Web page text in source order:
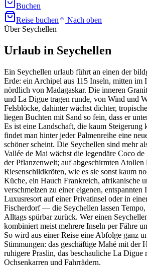
Buchen
Reise buchen
Nach oben
Über Seychellen
Urlaub in Seychellen
Ein Seychellen urlaub führt an einen der
Erde: ein Archipel aus 115 Inseln, mitten im
nördlich von Madagaskar. Die inneren
und La Digue tragen runde, von Wind und
Felsblöcke, dahinter wächst dichter,
liegen Buchten mit Sand so fein, dass er
Es ist eine Landschaft, die kaum
findet man hinter jeder Palmenreihe eine
schöner scheint. Die Seychellen sind mehr
Vallée de Mai wächst die legendäre Coco
der Pflanzenwelt; auf abgeschirmten Atollen
Riesenschildkröten, wie es sie sonst kaum
Küche, ein Hauch Frankreich, afrikanische
verschmelzen zu einer eigenen,
Luxusresort auf einer Privatinsel oder in
Fischerdorf — die Seychellen lassen
Alltags spürbar zurück. Wer einen
kombiniert meist mehrere Inseln per Fähre
So wird aus einer Reise eine Abfolge ganz
Stimmungen: das geschäftige Mahé mit der
ruhigere Praslin, das beschauliche La Digue
Ochsenkarren und Fahrrädern.